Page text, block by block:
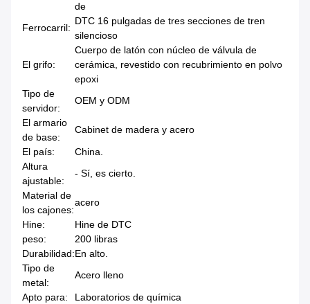
de
Ferrocarril:
DTC 16 pulgadas de tres secciones de tren
silencioso
El grifo:
Cuerpo de latón con núcleo de válvula de
cerámica, revestido con recubrimiento en polvo
epoxi
Tipo de
servidor:
OEM y ODM
El armario
de base:
Cabinet de madera y acero
El país:
China.
Altura
ajustable:
- Sí, es cierto.
Material de
los cajones:
acero
Hine:
Hine de DTC
peso:
200 libras
Durabilidad:En alto.
Tipo de
metal:
Acero lleno
Apto para:
Laboratorios de química